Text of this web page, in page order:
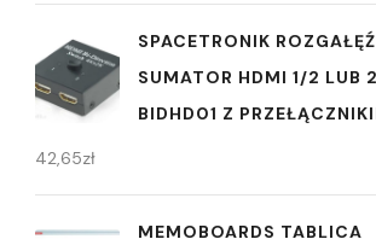
SPACETRONIK
SUMATOR HDMI 1/2 LUB
BIDHD01 Z
42,65zł
MEMOBOARDS TABLICA